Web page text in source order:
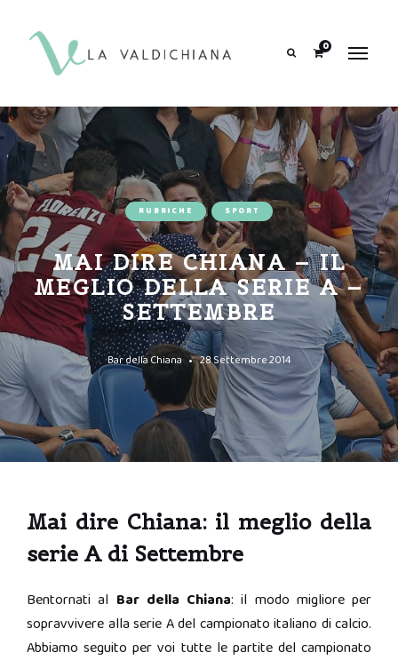
0
RUBRICHE SPORT
MAI DIRE CHIANA – IL
MEGLIO DELLA SERIE A –
SETTEMBRE
Bar della Chiana 28 Settembre 2014
Mai dire Chiana: il meglio della
serie A di Settembre
Bentornati al Bar della Chiana: il modo migliore per
sopravvivere alla serie A del campionato italiano di calcio.
Abbiamo seguito per voi tutte le partite del campionato